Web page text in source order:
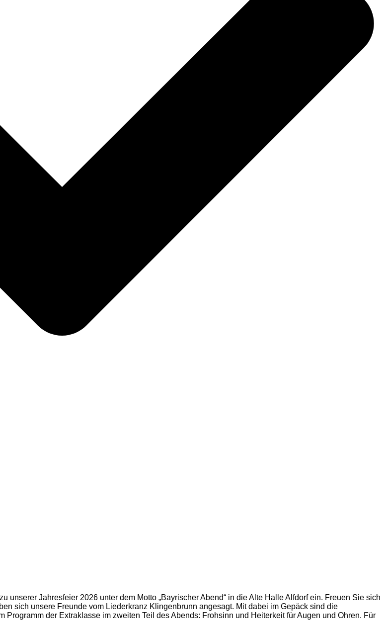
unserer Jahresfeier 2026 unter dem Motto „Bayrischer Abend“ in die Alte Halle Alfdorf ein. Freuen Sie sich
sich unsere Freunde vom Liederkranz Klingenbrunn angesagt. Mit dabei im Gepäck sind die
der Extraklasse im zweiten Teil des Abends: Frohsinn und Heiterkeit für Augen und Ohren. Für